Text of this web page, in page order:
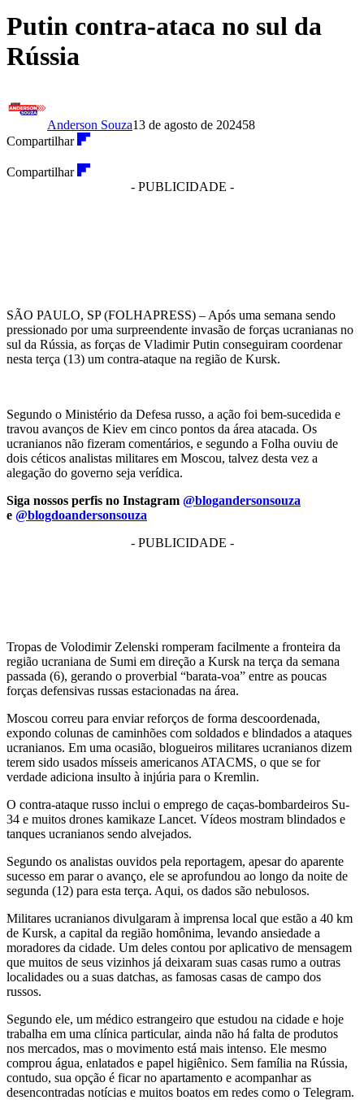
Putin contra-ataca no sul da
Rússia
Anderson Souza13 de agosto de 202458
Compartilhar
Compartilhar
- PUBLICIDADE -
SÃO PAULO, SP (FOLHAPRESS) – Após uma semana sendo
pressionado por uma surpreendente invasão de forças ucranianas no
sul da Rússia, as forças de Vladimir Putin conseguiram coordenar
nesta terça (13) um contra-ataque na região de Kursk.
Segundo o Ministério da Defesa russo, a ação foi bem-sucedida e
travou avanços de Kiev em cinco pontos da área atacada. Os
ucranianos não fizeram comentários, e segundo a Folha ouviu de
dois céticos analistas militares em Moscou, talvez desta vez a
alegação do governo seja verídica.
Siga nossos perfis no Instagram @blogandersonsouza
e @blogdoandersonsouza
- PUBLICIDADE -
Tropas de Volodimir Zelenski romperam facilmente a fronteira da
região ucraniana de Sumi em direção a Kursk na terça da semana
passada (6), gerando o proverbial “barata-voa” entre as poucas
forças defensivas russas estacionadas na área.
Moscou correu para enviar reforços de forma descoordenada,
expondo colunas de caminhões com soldados e blindados a ataques
ucranianos. Em uma ocasião, blogueiros militares ucranianos dizem
terem sido usados mísseis americanos ATACMS, o que se for
verdade adiciona insulto à injúria para o Kremlin.
O contra-ataque russo inclui o emprego de caças-bombardeiros Su-
34 e muitos drones kamikaze Lancet. Vídeos mostram blindados e
tanques ucranianos sendo alvejados.
Segundo os analistas ouvidos pela reportagem, apesar do aparente
sucesso em parar o avanço, ele se aprofundou ao longo da noite de
segunda (12) para esta terça. Aqui, os dados são nebulosos.
Militares ucranianos divulgaram à imprensa local que estão a 40 km
de Kursk, a capital da região homônima, levando ansiedade a
moradores da cidade. Um deles contou por aplicativo de mensagem
que muitos de seus vizinhos já deixaram suas casas rumo a outras
localidades ou a suas datchas, as famosas casas de campo dos
russos.
Segundo ele, um médico estrangeiro que estudou na cidade e hoje
trabalha em uma clínica particular, ainda não há falta de produtos
nos mercados, mas o movimento está mais intenso. Ele mesmo
comprou água, enlatados e papel higiênico. Sem família na Rússia,
contudo, sua opção é ficar no apartamento e acompanhar as
desencontradas notícias e muitos boatos em redes como o Telegram.